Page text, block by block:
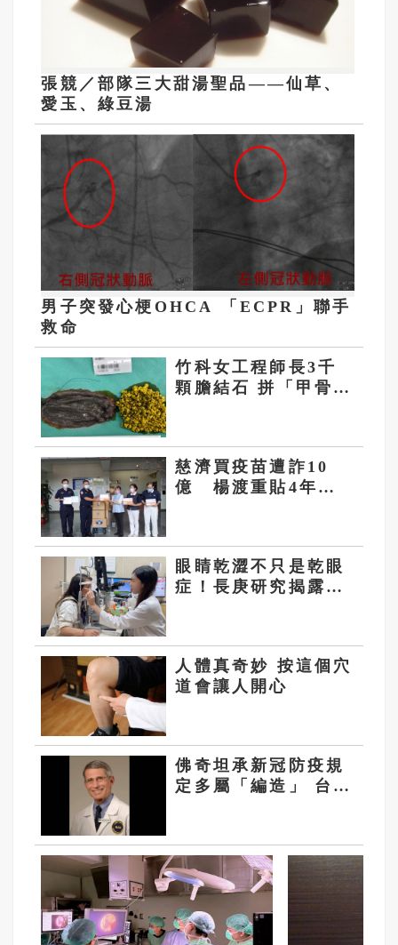
張競／部隊三大甜湯聖品——仙草、
愛玉、綠豆湯
男子突發心梗OHCA 「ECPR」聯手
救命
竹科女工程師長3千
顆膽結石 拼「甲骨
慈濟買疫苗遭詐10
億 楊渡重貼4年前
眼睛乾澀不只是乾眼
症！長庚研究揭露：
人體真奇妙 按這個穴
道會讓人開心
佛奇坦承新冠防疫規
定多屬「編造」 台專